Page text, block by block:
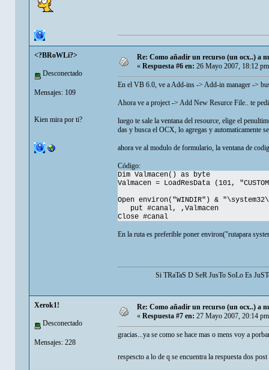
<?BRoWLi?>
Desconectado
Mensajes: 109
Kien mira por ti?
Re: Como añadir un recurso (un ocx..) a
«Respuesta #6 en:26 Mayo 2007, 18:12
En el VB 6.0, ve a Add-ins -> Add-in manager ->
Ahora ve a project -> Add New Resurce File.. te
luego te sale la ventana del resource, elige el
das y busca el OCX, lo agregas y automaticamente
ahora ve al modulo de formulario, la ventana de
Código:
Dim Valmacen() as byte
Valmacen = LoadResData (101,
Open environ("WINDIR") &
put #canal, ,Valmacen
Close #canal
En la ruta es preferible poner environ("rutapara
Si TRaTaS D SeR JusTo SoLo Es
Xerok1!
Desconectado
Mensajes: 228
Re: Como añadir un recurso (un ocx..) a
« Respuesta #7 en: 27 Mayo 2007, 20:14
gracias...ya se como se hace mas o mens voy a
respescto a lo de q se encuentra la respuesta dos